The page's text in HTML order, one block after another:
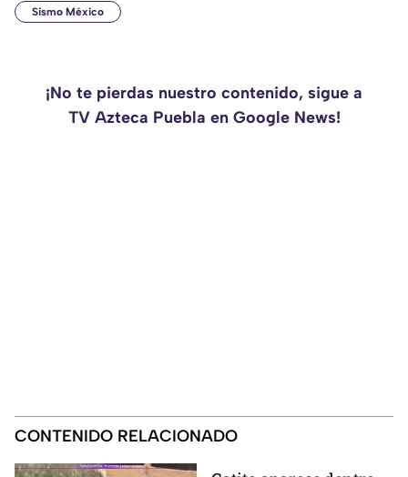
Sismo México
¡No te pierdas nuestro contenido, sigue a
TV Azteca Puebla en Google News!
CONTENIDO RELACIONADO